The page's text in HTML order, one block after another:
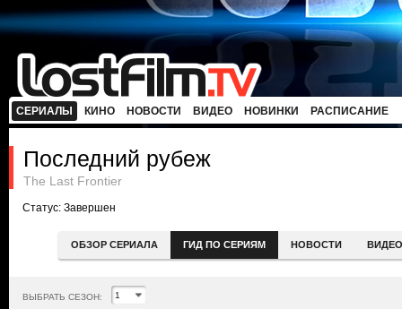
СЕРИАЛЫ КИНО НОВОСТИ ВИДЕО НОВИНКИ РАСПИСАНИЕ
Последний рубеж
The Last Frontier
Статус: Завершен
ОБЗОР СЕРИАЛА ГИД ПО СЕРИЯМ НОВОСТИ ВИДЕО
ВЫБРАТЬ СЕЗОН: